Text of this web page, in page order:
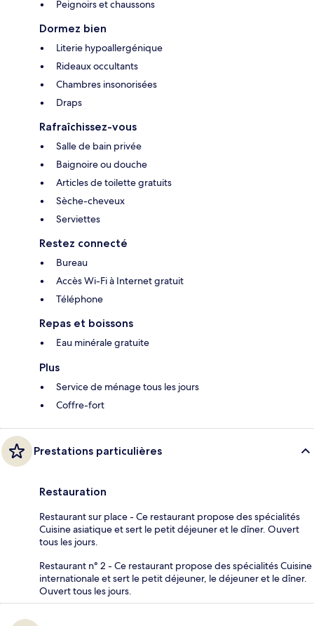
Peignoirs et chaussons
Dormez bien
Literie hypoallergénique
Rideaux occultants
Chambres insonorisées
Draps
Rafraîchissez-vous
Salle de bain privée
Baignoire ou douche
Articles de toilette gratuits
Sèche-cheveux
Serviettes
Restez connecté
Bureau
Accès Wi-Fi à Internet gratuit
Téléphone
Repas et boissons
Eau minérale gratuite
Plus
Service de ménage tous les jours
Coffre-fort
Prestations particulières
Restauration
Restaurant sur place - Ce restaurant propose des spécialités
Cuisine asiatique et sert le petit déjeuner et le dîner. Ouvert
tous les jours.
Restaurant n° 2 - Ce restaurant propose des spécialités Cuisine
internationale et sert le petit déjeuner, le déjeuner et le dîner.
Ouvert tous les jours.